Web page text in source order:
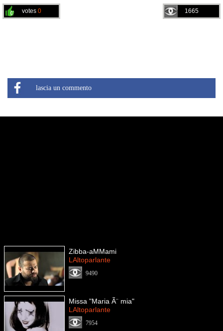
1665
votes 0
lascia un commento
Zibba-aMMami
LAltoparlante
9490
Missa "Maria Ã¨ mia"
LAltoparlante
7954